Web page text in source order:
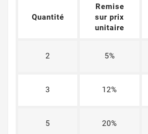
Quantité
Remise
sur prix
unitaire
2 5%
3 12%
5 20%